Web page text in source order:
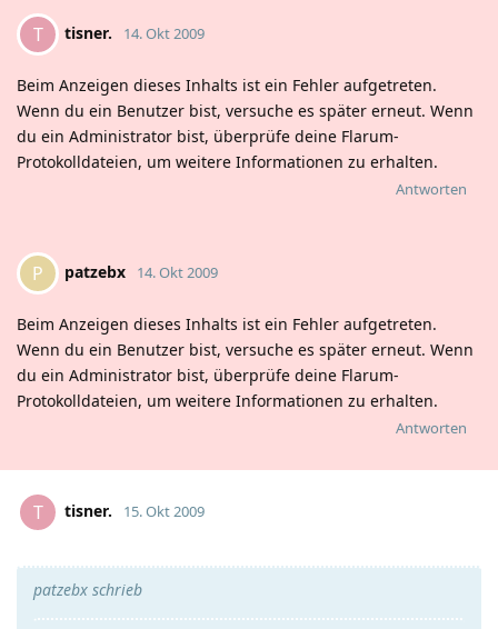
T tisner. 14. Okt 2009
Beim Anzeigen dieses Inhalts ist ein Fehler aufgetreten.
Wenn du ein Benutzer bist, versuche es später erneut. Wenn
du ein Administrator bist, überprüfe deine Flarum-
Protokolldateien, um weitere Informationen zu erhalten.
Antworten
P patzebx 14. Okt 2009
Beim Anzeigen dieses Inhalts ist ein Fehler aufgetreten.
Wenn du ein Benutzer bist, versuche es später erneut. Wenn
du ein Administrator bist, überprüfe deine Flarum-
Protokolldateien, um weitere Informationen zu erhalten.
Antworten
T tisner. 15. Okt 2009
patzebx schrieb